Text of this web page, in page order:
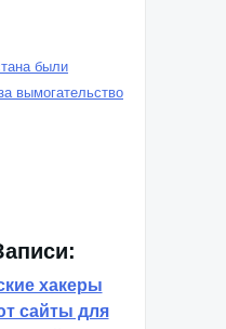
были
вымогательство
хакеры
сайты для